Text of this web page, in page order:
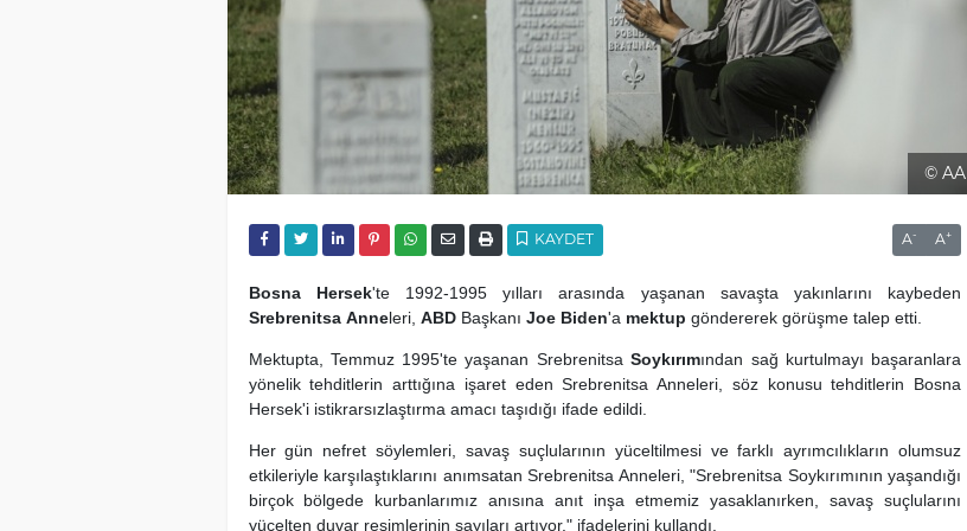
© AA
KAYDET A- A+
Bosna Hersek'te 1992-1995 yılları arasında yaşanan savaşta yakınlarını kaybeden
Srebrenitsa Anneleri, ABDBaşkanı Joe Biden'a mektup göndererek görüşme talep etti.
Mektupta, Temmuz 1995'te yaşanan SrebrenitsaSoykırımından sağ kurtulmayı başaranlara
yönelik tehditlerin arttığına işaret eden Srebrenitsa Anneleri, söz konusu tehditlerin Bosna
Hersek'i istikrarsızlaştırma amacı taşıdığı ifade edildi.
Her gün nefret söylemleri, savaş suçlularının yüceltilmesi ve farklı ayrımcılıkların olumsuz
etkileriyle karşılaştıklarını anımsatan Srebrenitsa Anneleri, "Srebrenitsa Soykırımının yaşandığı
birçok bölgede kurbanlarımız anısına anıt inşa etmemiz yasaklanırken, savaş suçlularını
yücelten duvar resimlerinin sayıları artıyor." ifadelerini kullandı.